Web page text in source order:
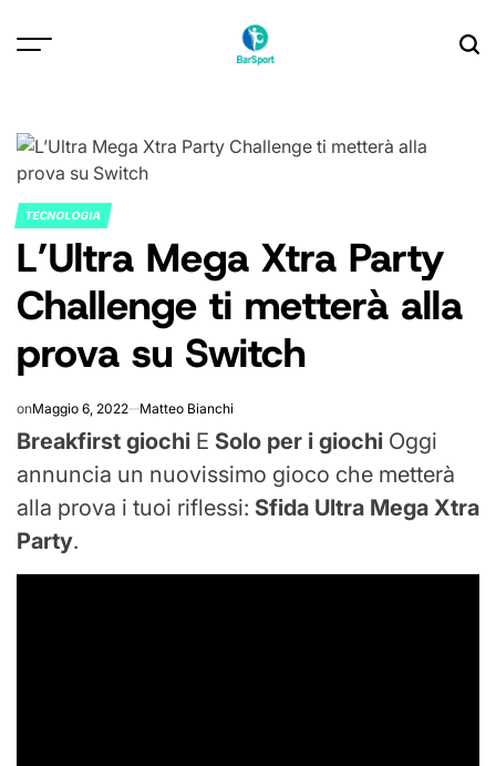
POSTED
IN
TECNOLOGIA
L’Ultra Mega Xtra Party
Challenge ti metterà alla
prova su Switch
onMaggio 6, 2022 Matteo Bianchi
Breakfirst giochi E Solo per i giochi Oggi
annuncia un nuovissimo gioco che metterà
alla prova i tuoi riflessi: Sfida Ultra Mega Xtra
Party.